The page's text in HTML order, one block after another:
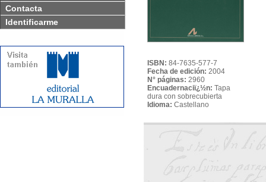
Contacta
Identificarme
ISBN: 84-7635-577-7
Fecha de edición: 2004
N° páginas: 2960
Encuadernaciï¿½n: Tapa
dura con sobrecubierta
Idioma: Castellano